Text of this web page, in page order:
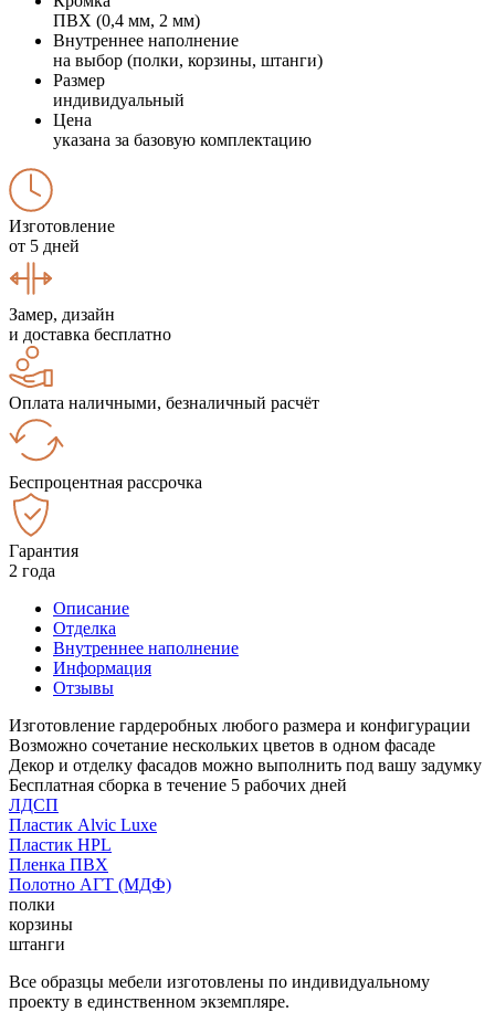
ПВХ (0,4 мм, 2 мм)
Внутреннее наполнение
на выбор (полки, корзины, штанги)
Размер
индивидуальный
Цена
указана за базовую комплектацию
Изготовление
от 5 дней
Замер, дизайн
и доставка бесплатно
Оплата наличными, безналичный расчёт
Беспроцентная рассрочка
Гарантия
2 года
Описание
Отделка
Внутреннее наполнение
Информация
Отзывы
Изготовление гардеробных любого размера и конфигурации
Возможно сочетание нескольких цветов в одном фасаде
Декор и отделку фасадов можно выполнить под вашу задумку
Бесплатная сборка в течение 5 рабочих дней
ЛДСП
Пластик Alvic Luxe
Пластик HPL
Пленка ПВХ
Полотно АГТ (МДФ)
полки
корзины
штанги
Все образцы мебели изготовлены по индивидуальному
проекту в единственном экземпляре.